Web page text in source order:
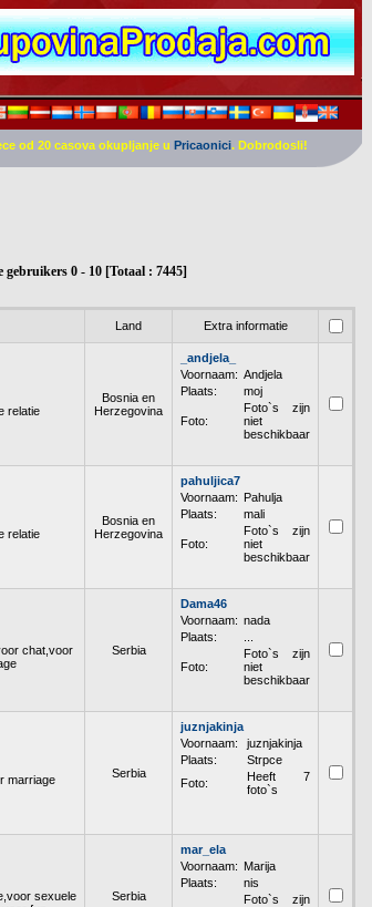
od 20 casova okupljanje u Pricaonici. Dobrodosli!
gebruikers 0 - 10 [Totaal : 7445]
Land Extra informatie
relatie
Bosnia en
Herzegovina
_andjela_
Voornaam: Andjela
Plaats:
moj
Foto:
Foto`s zijn
niet
beschikbaar
relatie
Bosnia en
Herzegovina
pahuljica7
Voornaam: Pahulja
Plaats:
mali
Foto:
Foto`s zijn
niet
beschikbaar
chat,voor
Serbia
Dama46
Voornaam: nada
Plaats:
Foto:
Foto`s zijn
niet
beschikbaar
marriage
Serbia
juznjakinja
Voornaam:
juznjakinja
Plaats:
Strpce
Foto:
Heeft 7
foto`s
sexuele
Serbia
mar_ela
Voornaam: Marija
Plaats:
nis
Foto`s zijn